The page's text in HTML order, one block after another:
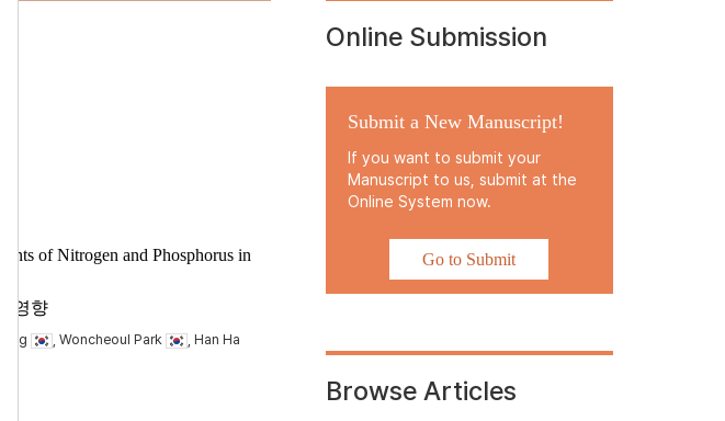
of Nitrogen and Phosphorus in
영향
, Woncheoul Park
, Han Ha
Online Submission
Submit a New Manuscript!
If you want to submit your
Manuscript to us, submit at the
Online System now.
Go to Submit
Browse Articles